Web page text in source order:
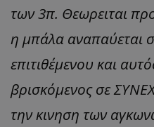
των 3π. Θεωρειται
η μπάλα αναπαύεται
επιτιθέμενου και
βρισκόμενος σε
την κινηση των